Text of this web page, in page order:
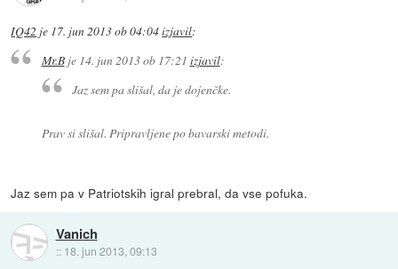
IQ42 je 17. jun 2013 ob 04:04izjavil:
Mr.Bje 14. jun 2013 ob 17:21 izjavil:
Jaz sem pa slišal, da je dojenčke.
Prav si slišal. Pripravljene po bavarski metodi.
Jaz sem pa v Patriotskih igral prebral, da vse pofuka.
Vanich
:: 18. jun 2013, 09:13